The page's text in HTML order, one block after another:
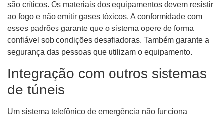
são críticos. Os materiais dos equipamentos devem resistir
ao fogo e não emitir gases tóxicos. A conformidade com
esses padrões garante que o sistema opere de forma
confiável sob condições desafiadoras. Também garante a
segurança das pessoas que utilizam o equipamento.
Integração com outros sistemas
de túneis
Um sistema telefônico de emergência não funciona